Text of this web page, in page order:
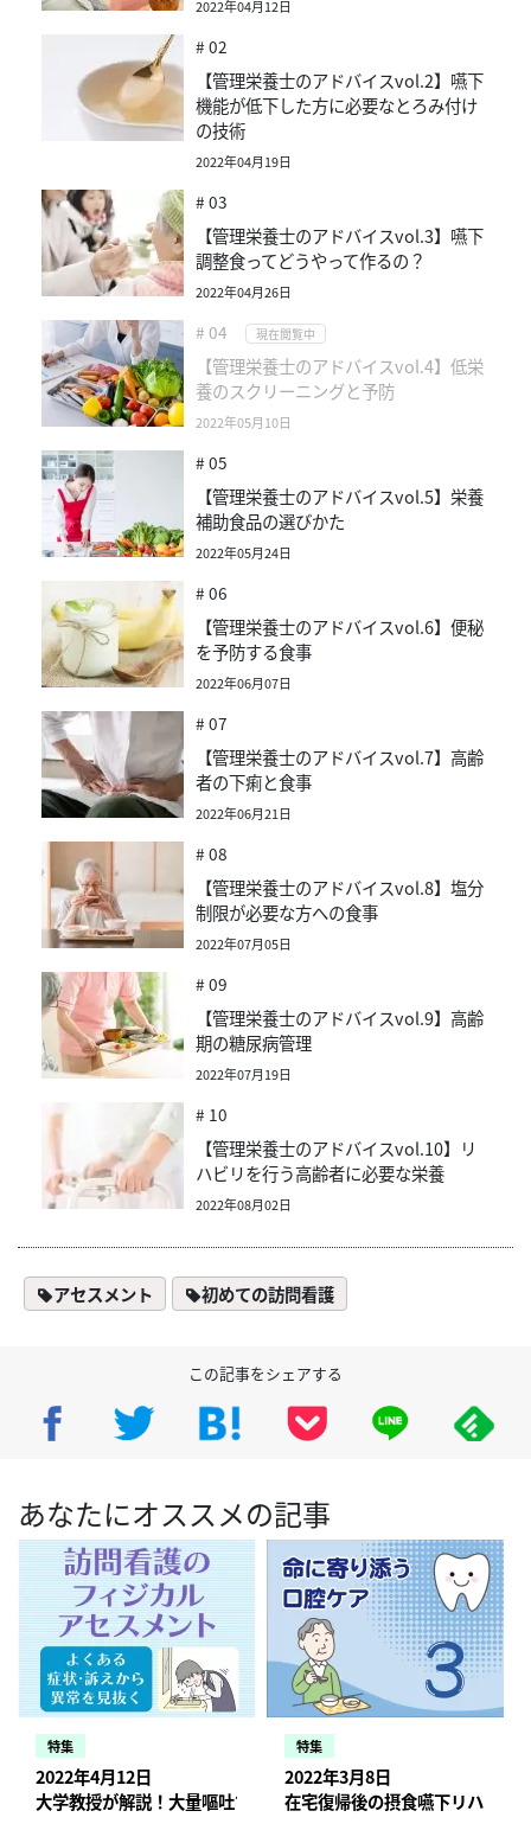
2022年04月12日
# 02
【管理栄養士のアドバイスvol.2】嚥下
機能が低下した方に必要なとろみ付け
の技術
2022年04月19日
# 03
【管理栄養士のアドバイスvol.3】嚥下
調整食ってどうやって作るの？
2022年04月26日
# 04 現在閲覧中
【管理栄養士のアドバイスvol.4】低栄
養のスクリーニングと予防
2022年05月10日
# 05
【管理栄養士のアドバイスvol.5】栄養
補助食品の選びかた
2022年05月24日
# 06
【管理栄養士のアドバイスvol.6】便秘
を予防する食事
2022年06月07日
# 07
【管理栄養士のアドバイスvol.7】高齢
者の下痢と食事
2022年06月21日
# 08
【管理栄養士のアドバイスvol.8】塩分
制限が必要な方への食事
2022年07月05日
# 09
【管理栄養士のアドバイスvol.9】高齢
期の糖尿病管理
2022年07月19日
# 10
【管理栄養士のアドバイスvol.10】リ
ハビリを行う高齢者に必要な栄養
2022年08月02日
アセスメント 初めての訪問看護
この記事をシェアする
あなたにオススメの記事
特集
2022年4月12日
大学教授が解説！大量嘔吐でイレウスが疑われる場合のアセスメ
特集
2022年3月8日
在宅復帰後の摂食嚥下リハビリ